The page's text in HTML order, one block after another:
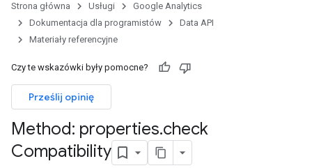
Strona główna Usługi
Google Analytics
Dokumentacja dla programistów
Data API
Materiały referencyjne
Czy te wskazówki były pomocne?
Prześlij opinię
Method: properties.check
Compatibility